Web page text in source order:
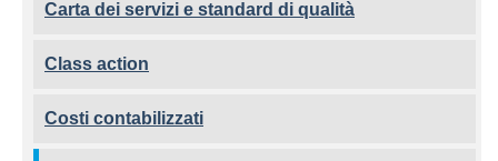
Carta dei servizi e standard di qualità
Class action
Costi contabilizzati